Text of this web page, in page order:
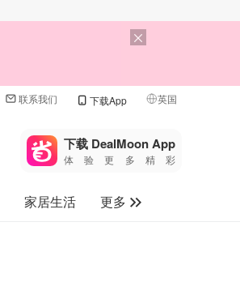
联系我们 下载App 英国
🇺🇸
🇨🇳 中国
🇨🇦加拿大
下载 DealMoon App
体验更多精彩
家居生活
更多